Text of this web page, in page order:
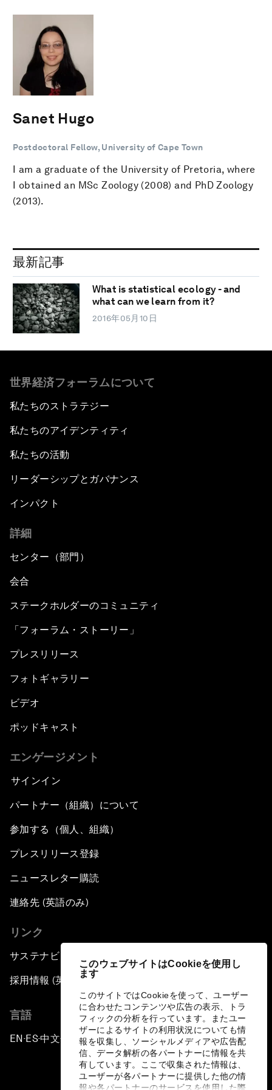
このウェブサイトはCookieを使用し
ます
このサイトではCookieを使って、ユーザー
に合わせたコンテンツや広告の表示、トラ
フィックの分析を行っています。またユー
ザーによるサイトの利用状況についても情
報を収集し、ソーシャルメディアや広告配
信、データ解析の各パートナーに情報を共
有しています。ここで収集された情報は、
ユーザーが各パートナーに提供した他の情
報や各パートナーのサービスを使用した際
Sanet Hugo
Postdoctoral Fellow, University of Cape Town
I am a graduate of the University of Pretoria, where
I obtained an MSc Zoology (2008) and PhD Zoology
(2013).
最新記事
What is statistical ecology - and
what can we learn from it?
2016年05月10日
世界経済フォーラムについて
私たちのストラテジー
私たちのアイデンティティ
私たちの活動
リーダーシップとガバナンス
インパクト
詳細
センター（部門）
会合
ステークホルダーのコミュニティ
「フォーラム・ストーリー」
プレスリリース
フォトギャラリー
ビデオ
ポッドキャスト
エンゲージメント
サインイン
パートナー（組織）について
参加する（個人、組織）
プレスリリース登録
ニュースレター購読
連絡先 (英語のみ)
リンク
サステナビリティへの取り組み
採用情報 (英語のみ)
言語
EN ▪ES▪中文▪ 日本語